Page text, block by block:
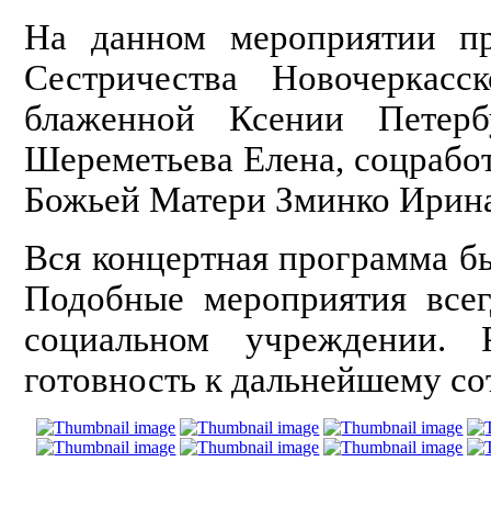
На данном мероприятии
Сестричества
блаженной Ксении
Шереметьева Елена,
Божьей Матери Зминко
Вся концертная программа
Подобные мероприятия
социальном учреждении.
готовность к дальнейшему